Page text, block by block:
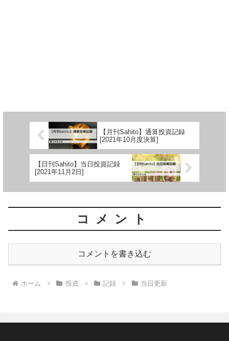
【月刊Sahito】通算投資記録
[2021年10月度決算]
【日刊Sahito】当日投資記録
[2021年11月2日]
コメント
コメントを書き込む
ホーム 投資 記録 当日更新